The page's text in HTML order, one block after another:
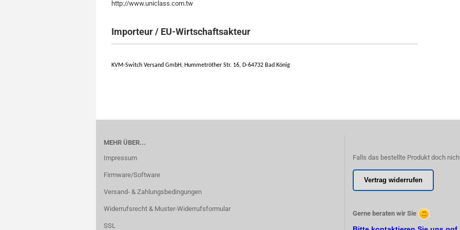
http://www.uniclass.com.tw
Importeur / EU-Wirtschaftsakteur
KVM-Switch Versand GmbH, Hummetröther Str. 16, D-64732 Bad König
MEHR ÜBER...
Impressum
Firmware/Software
Versand- & Zahlungsbedingungen
Widerrufsrecht & Muster-Widerrufsformular
SSL
Falls das bestellte Produkt doch
Vertrag widerrufen
Gerne beraten wir Sie